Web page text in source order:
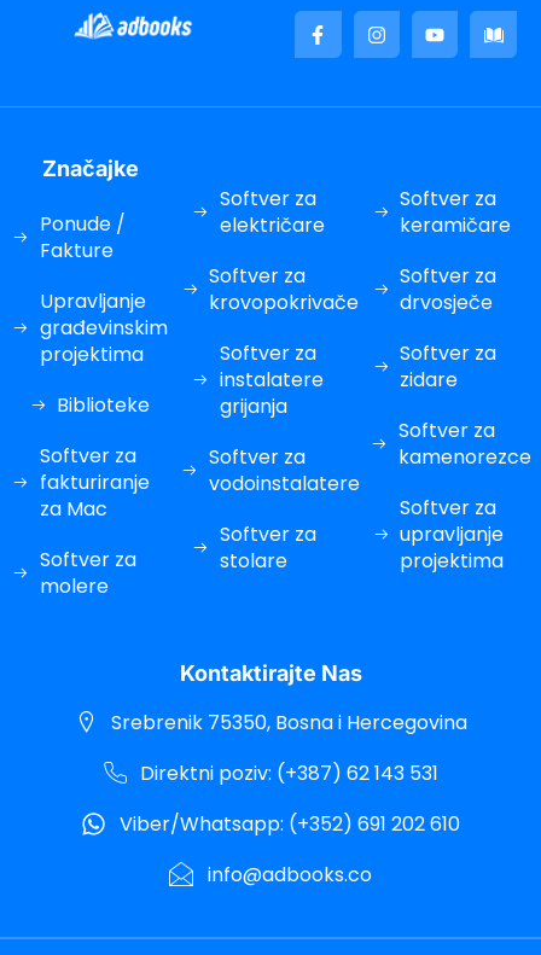
panel
satın al
panel
satın al
panel
panel
panel
panel
panel
panel
Panel
Panel
Značajke
Ponude /
Fakture
Upravljanje
građevinskim
projektima
Biblioteke
Softver za
fakturiranje
za Mac
Softver za
molere
Softver za
električare
Softver za
krovopokrivače
Softver za
instalatere
grijanja
Softver za
vodoinstalatere
Softver za
stolare
Softver za
keramičare
Softver za
drvosječe
Softver za
zidare
Softver za
kamenorezce
Softver za
upravljanje
projektima
Kontaktirajte Nas
Srebrenik 75350, Bosna i Hercegovina
Direktni poziv: (+387) 62 143 531
Viber/Whatsapp: (+352) 691 202 610
info@adbooks.co